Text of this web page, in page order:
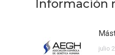
Información
julio